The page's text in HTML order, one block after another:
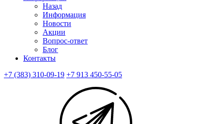
Назад
Информация
Новости
Акции
Вопрос-ответ
Блог
Контакты
+7 (383) 310-09-19 +7 913 450-55-05